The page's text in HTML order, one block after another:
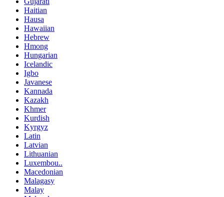
Haitian
Hausa
Hawaiian
Hebrew
Hmong
Hungarian
Icelandic
Igbo
Javanese
Kannada
Kazakh
Khmer
Kurdish
Kyrgyz
Latin
Latvian
Lithuanian
Luxembou..
Macedonian
Malagasy
Malay